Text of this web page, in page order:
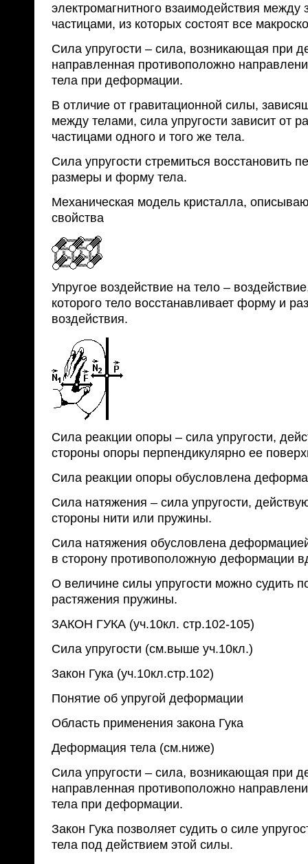
электромагнитного взаимодействия
частицами, из которых состоят все
Сила упругости – сила, возникающая при
направленная противоположно
тела при деформации.
В отличие от гравитационной силы,
между телами, сила упругости зависит от
частицами одного и того же тела.
Сила упругости стремиться восстановить
размеры и форму тела.
Механическая модель кристалла,
свойства
Упругое воздействие на тело –
которого тело восстанавливает форму и
воздействия.
Сила реакции опоры – сила упругости,
стороны опоры перпендикулярно ее
Сила реакции опоры обусловлена
Сила натяжения – сила упругости,
стороны нити или пружины.
Сила натяжения обусловлена
в сторону противоположную деформации
О величине силы упругости можно судить
растяжения пружины.
ЗАКОН ГУКА (уч.10кл. стр.102-105)
Сила упругости (см.выше уч.10кл.)
Закон Гука (уч.10кл.стр.102)
Понятие об упругой деформации
Область применения закона Гука
Деформация тела (см.ниже)
Сила упругости – сила, возникающая при
направленная противоположно
тела при деформации.
Закон Гука позволяет судить о силе
тела под действием этой силы.